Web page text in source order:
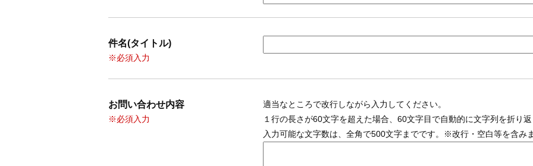
件名(タイトル)
※必須入力
お問い合わせ内容
※必須入力
適当なところで改行しながら入力してください。
１行の長さが60文字を超えた場合、60文字目で自動的に文字列を折り返
入力可能な文字数は、全角で500文字までです。※改行・空白等を含みま